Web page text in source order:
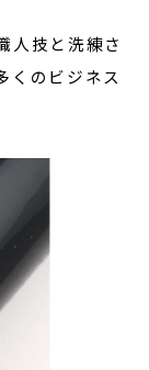
人技と洗練さ
くのビジネス